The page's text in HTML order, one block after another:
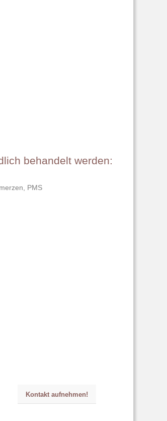
behandelt werden:
PMS
Kontakt aufnehmen!